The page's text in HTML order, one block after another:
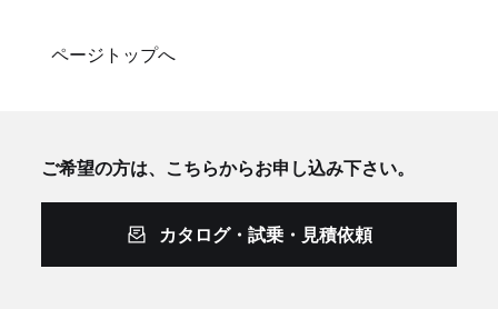
ページトップへ
ご希望の方は、こちらからお申し込み下さい。
カタログ・試乗・見積依頼